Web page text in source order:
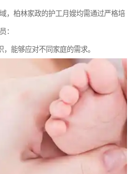
，柏林家政的护工月嫂均需通过严格培
：
能够应对不同家庭的需求。